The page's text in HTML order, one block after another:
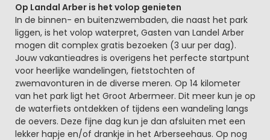
Op Landal Arber is het volop genieten
In de binnen- en buitenzwembaden, die naast het park
liggen, is het volop waterpret, Gasten van Landel Arber
mogen dit complex gratis bezoeken (3 uur per dag).
Jouw vakantieadres is overigens het perfecte startpunt
voor heerlijke wandelingen, fietstochten of
zwemavonturen in de diverse meren. Op 14 kilometer
van het park ligt het Groot Arbermeer. Dit meer kun je op
de waterfiets ontdekken of tijdens een wandeling langs
de oevers. Deze fijne dag kun je dan afsluiten met een
lekker hapje en/of drankje in het Arberseehaus. Op nog